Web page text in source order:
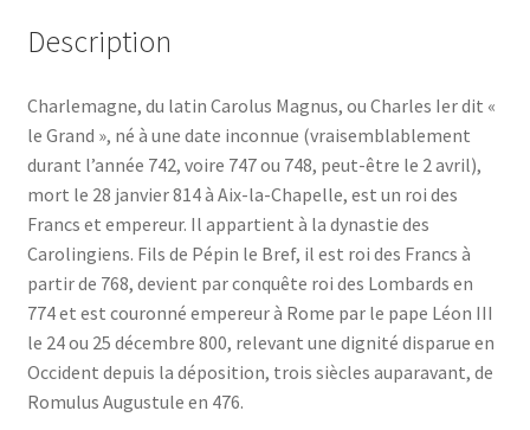
Description
Charlemagne, du latin Carolus Magnus, ou Charles Ier dit «
le Grand », né à une date inconnue (vraisemblablement
durant l’année 742, voire 747 ou 748, peut-être le 2 avril),
mort le 28 janvier 814 à Aix-la-Chapelle, est un roi des
Francs et empereur. Il appartient à la dynastie des
Carolingiens. Fils de Pépin le Bref, il est roi des Francs à
partir de 768, devient par conquête roi des Lombards en
774 et est couronné empereur à Rome par le pape Léon III
le 24 ou 25 décembre 800, relevant une dignité disparue en
Occident depuis la déposition, trois siècles auparavant, de
Romulus Augustule en 476.